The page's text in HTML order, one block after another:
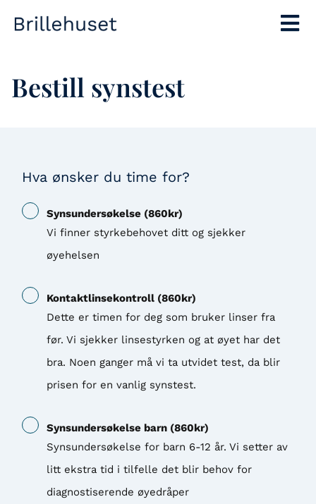
Bestill synstest
Hva ønsker du time for?
Synsundersøkelse (860kr)
Vi finner styrkebehovet ditt og sjekker
øyehelsen
Kontaktlinsekontroll (860kr)
Dette er timen for deg som bruker linser fra
før. Vi sjekker linsestyrken og at øyet har det
bra. Noen ganger må vi ta utvidet test, da blir
prisen for en vanlig synstest.
Synsundersøkelse barn (860kr)
Synsundersøkelse for barn 6-12 år. Vi setter av
litt ekstra tid i tilfelle det blir behov for
diagnostiserende øyedråper